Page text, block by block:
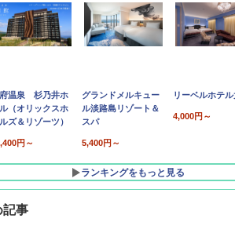
温泉 杉乃井ホ
（オリックスホ
ズ＆リゾーツ）
円～
グランドメルキュー
ル淡路島リゾート＆
スパ
5,400円～
リーベルホテル
4,000円～
ランキングをもっと見る
記事